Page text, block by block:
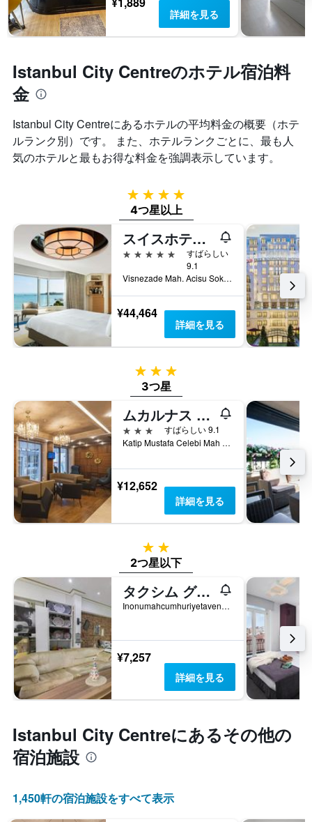
詳細を見る
Istanbul City Centreのホテル宿泊料
金
Istanbul City Centre​にあるホテルの平均料金の概要（ホテ
ルランク別）です。 また、ホテルランクごとに、最も人
気のホテルと最もお得な料金を強調表示しています。
4つ星
4つ星以上
スイスホテル ザ ボスポラス イスタンブール
5つ星
すばらしい
9.1
Visnezade Mah. Acisu Sok. NO. 19, イスタンブール, トルコ
¥44,464
詳細を見る
3つ星
3つ星
ムカルナス タクシム ホテル
3つ星
すばらしい 9.1
Katip Mustafa Celebi Mah Ipek Sk Taksim Be, 6, イスタンブール, トルコ
¥12,652
詳細を見る
2つ星
2つ星以下
タクシム グリーン ハウス ホステル
Inonumahcumhuriyetavenuepaparoncallistreetno15Elma, イスタンブール, トルコ
¥7,257
詳細を見る
Istanbul City Centre​にあるその他の
宿泊施設
1,450​軒の宿泊施設をすべて表示